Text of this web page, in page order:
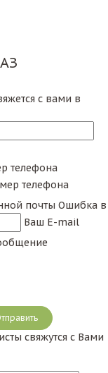
с вами в
телефона
телефона
почты Ошибка в
Ваш E-mail
свяжутся с Вами